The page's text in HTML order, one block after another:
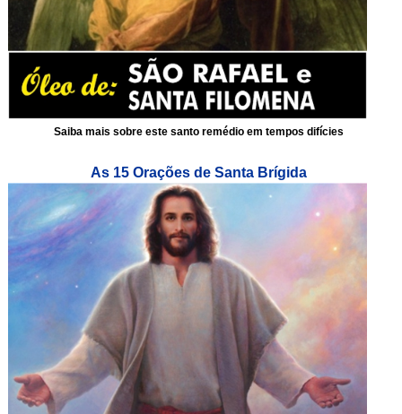
Saiba mais sobre este santo remédio em tempos difícies
As 15 Orações de Santa Brígida